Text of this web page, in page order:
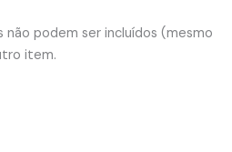
não podem ser incluídos (mesmo
item.